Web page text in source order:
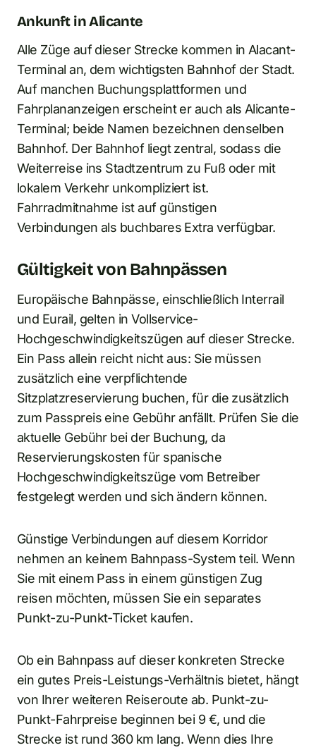
Ankunft in Alicante
Alle Züge auf dieser Strecke kommen in Alacant-
Terminal an, dem wichtigsten Bahnhof der Stadt.
Auf manchen Buchungsplattformen und
Fahrplananzeigen erscheint er auch als Alicante-
Terminal; beide Namen bezeichnen denselben
Bahnhof. Der Bahnhof liegt zentral, sodass die
Weiterreise ins Stadtzentrum zu Fuß oder mit
lokalem Verkehr unkompliziert ist.
Fahrradmitnahme ist auf günstigen
Verbindungen als buchbares Extra verfügbar.
Gültigkeit von Bahnpässen
Europäische Bahnpässe, einschließlich Interrail
und Eurail, gelten in Vollservice-
Hochgeschwindigkeitszügen auf dieser Strecke.
Ein Pass allein reicht nicht aus: Sie müssen
zusätzlich eine verpflichtende
Sitzplatzreservierung buchen, für die zusätzlich
zum Passpreis eine Gebühr anfällt. Prüfen Sie die
aktuelle Gebühr bei der Buchung, da
Reservierungskosten für spanische
Hochgeschwindigkeitszüge vom Betreiber
festgelegt werden und sich ändern können.
Günstige Verbindungen auf diesem Korridor
nehmen an keinem Bahnpass-System teil. Wenn
Sie mit einem Pass in einem günstigen Zug
reisen möchten, müssen Sie ein separates
Punkt-zu-Punkt-Ticket kaufen.
Ob ein Bahnpass auf dieser konkreten Strecke
ein gutes Preis-Leistungs-Verhältnis bietet, hängt
von Ihrer weiteren Reiseroute ab. Punkt-zu-
Punkt-Fahrpreise beginnen bei 9 €, und die
Strecke ist rund 360 km lang. Wenn dies Ihre